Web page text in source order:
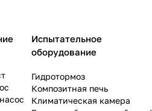
Испытательное
оборудование
Гидротормоз
Композитная печь
Климатическая камера